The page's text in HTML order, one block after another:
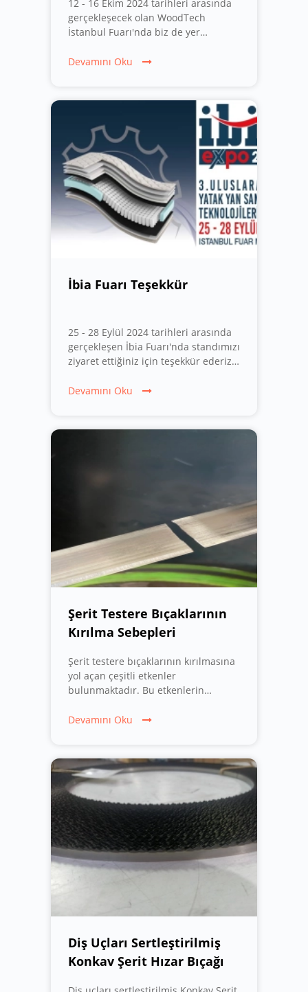
12 - 16 Ekim 2024 tarihleri arasında
gerçekleşecek olan WoodTech
İstanbul Fuarı'nda biz de yer
çözümlerimizi tanıtmak için Salon 10,
Devamını Oku
İbia Fuarı Teşekkür
25 - 28 Eylül 2024 tarihleri arasında
gerçekleşen İbia Fuarı'nda standımızı
ziyaret ettiğiniz için teşekkür ederiz!
etti. Sizlere en kaliteli ürün ve
Devamını Oku
Şerit Testere Bıçaklarının
Kırılma Sebepleri
Şerit testere bıçaklarının kırılmasına
yol açan çeşitli etkenler
bulunmaktadır. Bu etkenlerin
ömrünü uzatmasına ve kesim
Devamını Oku
Diş Uçları Sertleştirilmiş
Konkav Şerit Hızar Bıçağı